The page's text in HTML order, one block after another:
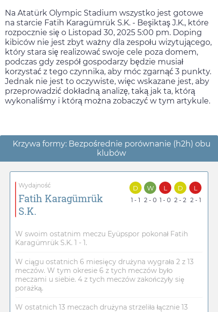
Na Atatürk Olympic Stadium wszystko jest gotowe
na starcie Fatih Karagümrük S.K. - Beşiktaş J.K., które
rozpocznie się o Listopad 30, 2025 5:00 pm. Doping
kibiców nie jest zbyt ważny dla zespołu wizytującego,
który stara się realizować swoje cele poza domem,
podczas gdy zespół gospodarzy będzie musiał
korzystać z tego czynnika, aby móc zgarnąć 3 punkty.
Jednak nie jest to oczywiste, więc wskazane jest, aby
przeprowadzić dokładną analizę, taką jak ta, którą
wykonaliśmy i którą można zobaczyć w tym artykule.
Krzywa formy: Bezpośrednie porównanie (h2h) obu
klubów
Wydajność
Fatih Karagümrük
S.K.
D
1 - 1
W
2 - 0
L
1 - 0
D
2 - 2
L
2 - 1
W swoim ostatnim meczu Eyüpspor pokonał Fatih
Karagümrük S.K. 1 - 1.
W ciągu ostatnich 6 miesięcy drużyna wygrała 2 z 13
meczów. W tym okresie 6 z tych meczów było
meczami u siebie. 4 z tych meczów zakończyły się
porażką.
W ostatnich 13 meczach drużyna strzeliła łącznie 13